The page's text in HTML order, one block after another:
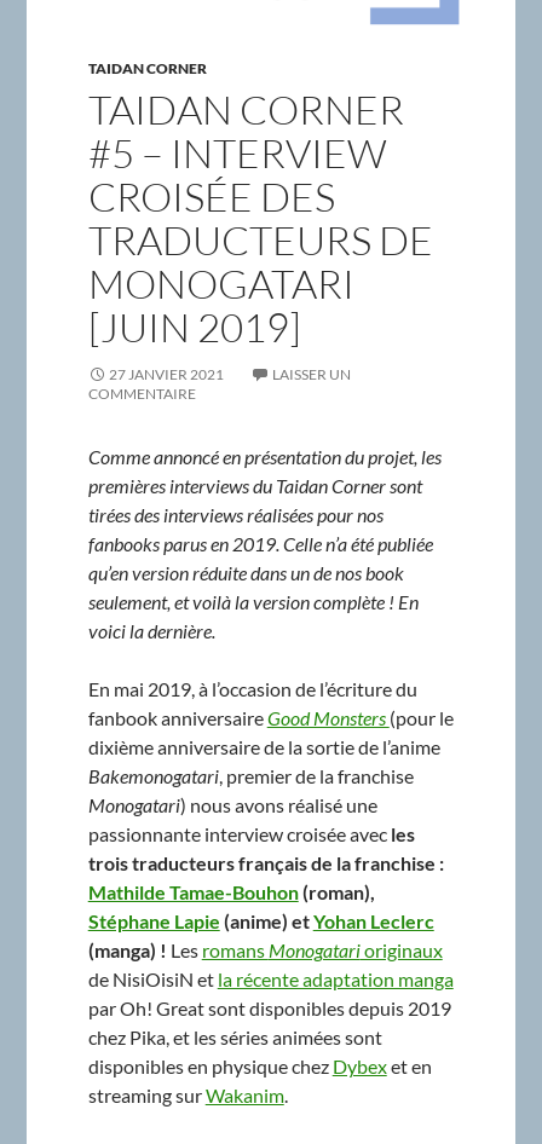
TAIDAN CORNER
TAIDAN CORNER
#5 – INTERVIEW
CROISÉE DES
TRADUCTEURS DE
MONOGATARI
[JUIN 2019]
27 JANVIER 2021
LAISSER UN
COMMENTAIRE
Comme annoncé en présentation du projet, les
premières interviews du Taidan Corner sont
tirées des interviews réalisées pour nos
fanbooks parus en 2019. Celle n’a été publiée
qu’en version réduite dans un de nos book
seulement, et voilà la version complète ! En
voici la dernière.
En mai 2019, à l’occasion de l’écriture du
fanbook anniversaireGood Monsters (pour le
dixième anniversaire de la sortie de l’anime
Bakemonogatari, premier de la franchise
Monogatari) nous avons réalisé une
passionnante interview croisée avec les
trois traducteurs français de la franchise :
Mathilde Tamae-Bouhon(roman),
Stéphane Lapie (anime) etYohan Leclerc
(manga) ! Les romans Monogatarioriginaux
de NisiOisiN et la récente adaptation manga
par Oh! Great sont disponibles depuis 2019
chez Pika, et les séries animées sont
disponibles en physique chez Dybexet en
streaming surWakanim.